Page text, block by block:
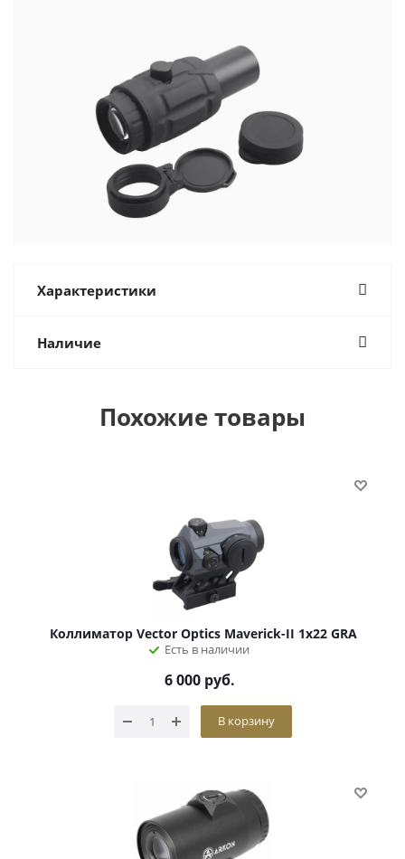
Характеристики
Наличие
Похожие товары
Коллиматор Vector Optics Maverick-II 1x22 GRA
Есть в наличии
6 000 руб.
В корзину